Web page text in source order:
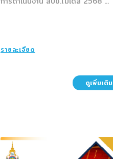
รายละเอียด
ดูเพิ่มเติม